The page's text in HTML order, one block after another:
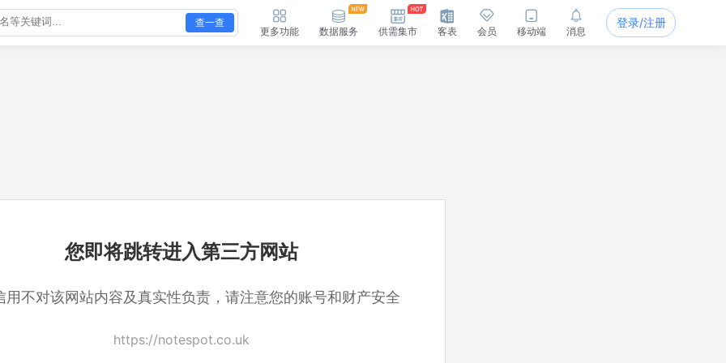
查一查
更多功能 数据服务 供需集市 客表 会员 移动端 消息
登录/注册
您即将跳转进入第三方网站
用不对该网站内容及真实性负责，请注意您的账号和财产安全
https://notespot.co.uk